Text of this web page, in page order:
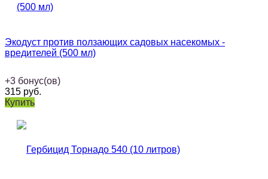
Экодуст против ползающих садовых насекомых -
вредителей (500 мл)
+3 бонус(ов)
315 руб.
Купить